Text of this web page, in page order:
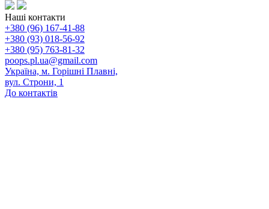
Наші контакти
+380 (96) 167-41-88
+380 (93) 018-56-92
+380 (95) 763-81-32
poops.pl.ua@gmail.com
Україна, м. Горішні Плавні,
вул. Строни, 1
До контактів